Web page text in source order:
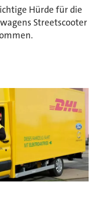
Hürde für die
Streetscooter